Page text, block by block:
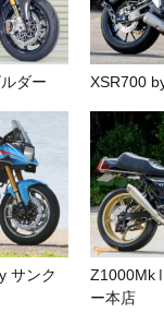
ダー XSR700
サンク
ー本店